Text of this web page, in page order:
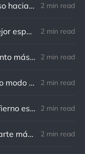
Richard Cecil: El primer paso hacia el conocimiento es saber que somos ignorantes. 2 min read
Peter Nivio Zarlenga: El mejor espejo es un viejo amigo. 2 min read
Norman Schwarzkopf: Cuanto más sudes por la paz, menos sangras por la guerra. 2 min read
Marco Aurelio: El verdadero modo de vengarse de un enemigo es no parecérsele. 2 min read
Nietzsche: El camino del infierno está asfaltado de buenas intenciones. 2 min read
Platón: El comienzo es la parte más importante del trabajo 2 min read